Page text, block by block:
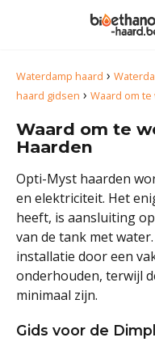
Waterdamp haard ›
haard gidsen › Waard om
Waard om te
Haarden
Opti-Myst haarden
en elektriciteit. Het
heeft, is aansluiting
van de tank met
installatie door een
onderhouden, terwijl
minimaal zijn.
Gids voor de